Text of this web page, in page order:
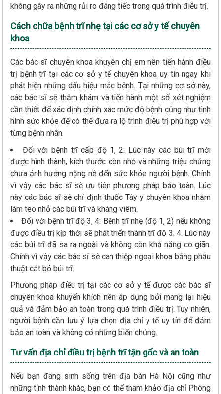
không gây ra những rủi ro đáng tiếc trong quá trình điều trị.
Cách chữa bệnh trĩ nhẹ tại các cơ sở y tế chuyên
khoa
Các bác sĩ chuyên khoa khuyên chị em nên tiến hành điều
trị bệnh trĩ tại các cơ sở y tế chuyên khoa uy tín ngay khi
phát hiện những dấu hiệu mắc bệnh. Tại những cơ sở này,
các bác sĩ sẽ thăm khám và tiến hành một số xét nghiệm
cần thiết để xác định chính xác mức độ bệnh cũng như tình
hình sức khỏe để có thể đưa ra lộ trình điều trị phù hợp với
từng bệnh nhân.
Đối với bệnh trĩ cấp độ 1, 2: Lúc này các búi trĩ mới
được hình thành, kích thước còn nhỏ và những triệu chứng
chưa ảnh hưởng nặng nề đến sức khỏe người bệnh. Chính
vì vậy các bác sĩ sẽ ưu tiên phương pháp bảo toàn. Lúc
này các bác sĩ sẽ chỉ định thuốc Tây y chuyên khoa nhằm
làm teo nhỏ các búi trĩ và kháng viêm.
Đối với bệnh trĩ độ 3, 4: Bệnh trĩ nhẹ (độ 1, 2) nếu không
được điều trị kịp thời sẽ phát triển thành trĩ độ 3, 4. Lúc này
các búi trĩ đã sa ra ngoài và không còn khả năng co giãn.
Chính vì vậy các bác sĩ sẽ can thiệp ngoại khoa bằng phẫu
thuật cắt bỏ búi trĩ.
Phương pháp điều trị tại các cơ sở y tế được các bác sĩ
chuyên khoa khuyến khích nên áp dụng bởi mang lại hiệu
quả và đảm bảo an toàn trong quá trình điều trị. Tuy nhiên,
người bệnh cần lưu ý lựa chọn địa chỉ y tế uy tín để đảm
bảo an toàn và không có những biến chứng.
Tư vấn địa chỉ điều trị bệnh trĩ tận gốc và an toàn
Nếu bạn đang sinh sống trên địa bàn Hà Nội cũng như
những tỉnh thành khác, bạn có thể tham khảo địa chỉ Phòng